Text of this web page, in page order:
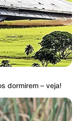
dormirem – veja!